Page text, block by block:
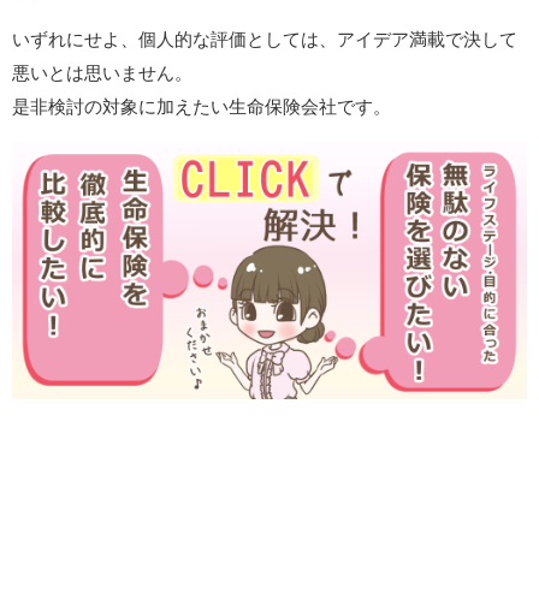
いずれにせよ、個人的な評価としては、アイデア満載で決して
悪いとは思いません。
是非検討の対象に加えたい生命保険会社です。